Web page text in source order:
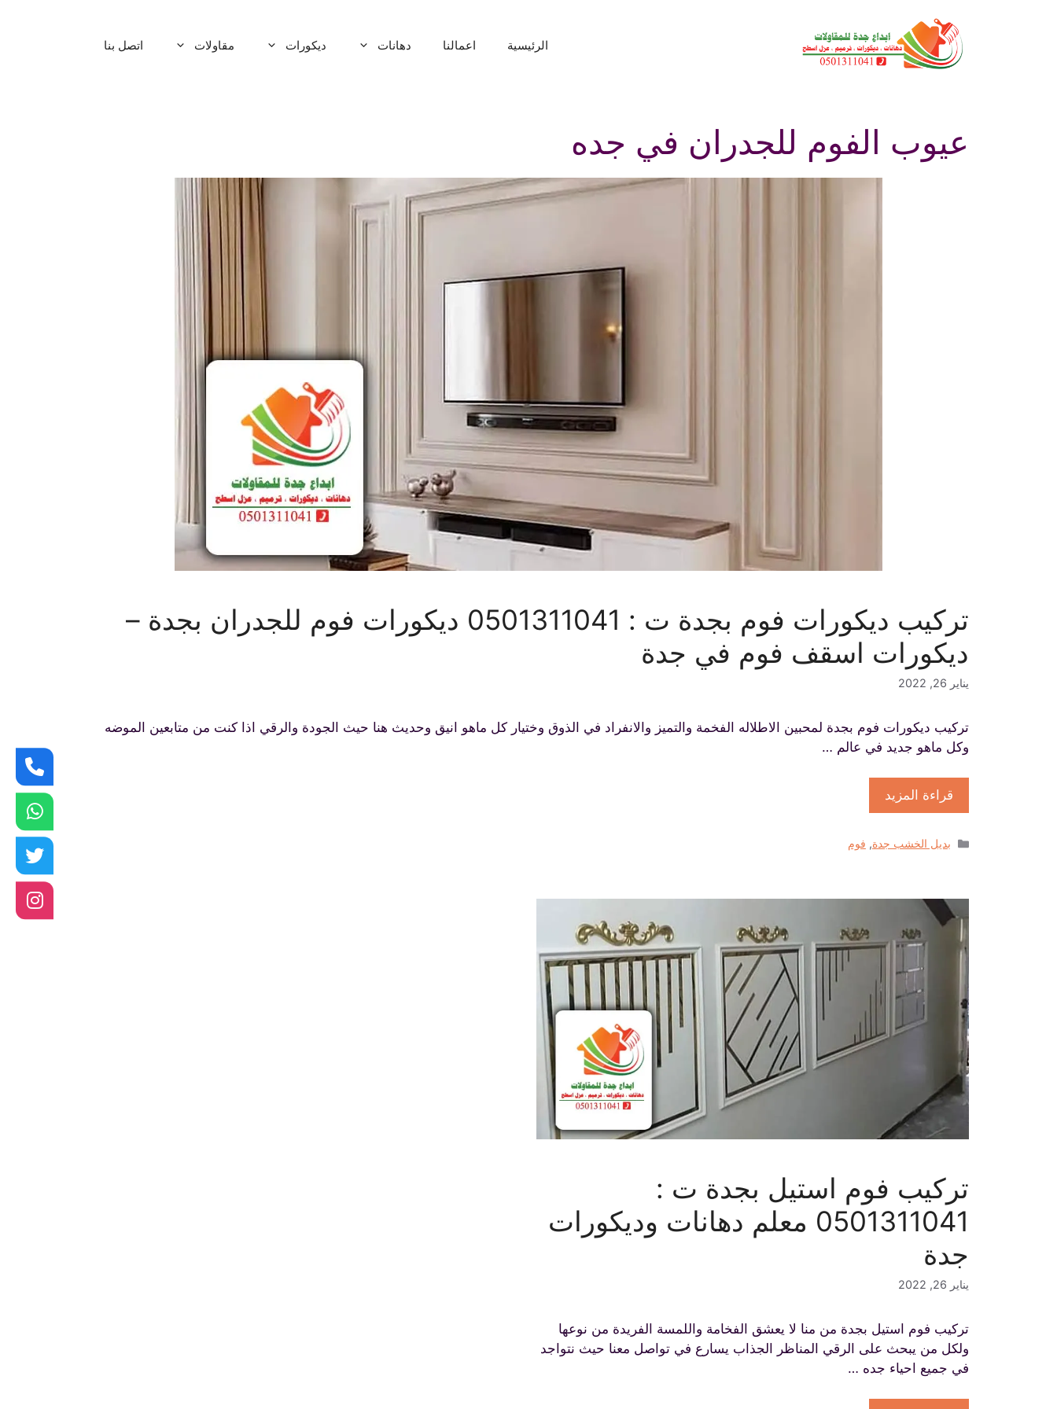
الرئيسية اعمالنا دهانات ديكورات مقاولات اتصل بنا
عيوب الفوم للجدران في جده
تركيب ديكورات فوم بجدة ت : 0501311041 ديكورات فوم للجدران بجدة –
ديكورات اسقف فوم في جدة
يناير 26, 2022
تركيب ديكورات فوم بجدة لمحبين الاطلاله الفخمة والتميز والانفراد في الذوق وختيار كل ماهو انيق وحديث هنا حيث الجودة والرقي اذا كنت من متابعين الموضه
وكل ماهو جديد في عالم …
قراءة المزيد
التصنيفات
بديل الخشب جدة, فوم
تركيب فوم استيل بجدة ت :
0501311041 معلم دهانات وديكورات
جدة
يناير 26, 2022
تركيب فوم استيل بجدة من منا لا يعشق الفخامة واللمسة الفريدة من نوعها
ولكل من يبحث على الرقي المناظر الجذاب يسارع في تواصل معنا حيث نتواجد
في جميع احياء جده …